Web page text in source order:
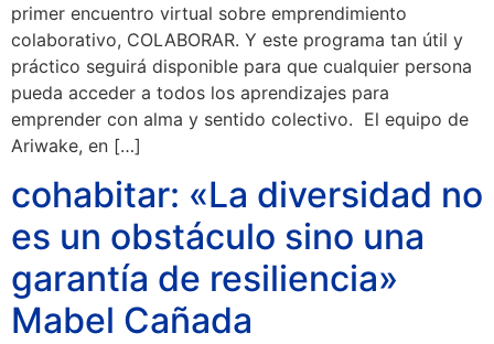
primer encuentro virtual sobre emprendimiento
colaborativo, COLABORAR. Y este programa tan útil y
práctico seguirá disponible para que cualquier persona
pueda acceder a todos los aprendizajes para
emprender con alma y sentido colectivo. El equipo de
Ariwake, en […]
cohabitar: «La diversidad no
es un obstáculo sino una
garantía de resiliencia»
Mabel Cañada